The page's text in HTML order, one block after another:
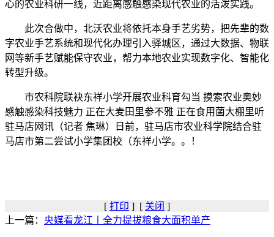
心的农业科研一线，近距离感触感染现代农业的活泼实践。
此次合做中，北沃农业将依托本身手艺劣势，把先辈的数
字农业手艺系统和现代化办理引入驿城区，通过大数据、物联
网等新手艺赋能保守农业，帮力本地农业实现数字化、智能化
转型升级。
市农科院联袂东祥小学开展农业科育勾当 摸索农业奥妙
感触感染科技魅力 正在大麦田里参不雅 正在食用菌大棚里听
驻马店网讯（记者 焦琳）日前，驻马店市农业科学院结合驻
马店市第二尝试小学集团校（东祥小学。。！
[ 打印 ] [ 关闭 ]
上一篇： 央媒看龙江丨全力提拔粮食大面积单产